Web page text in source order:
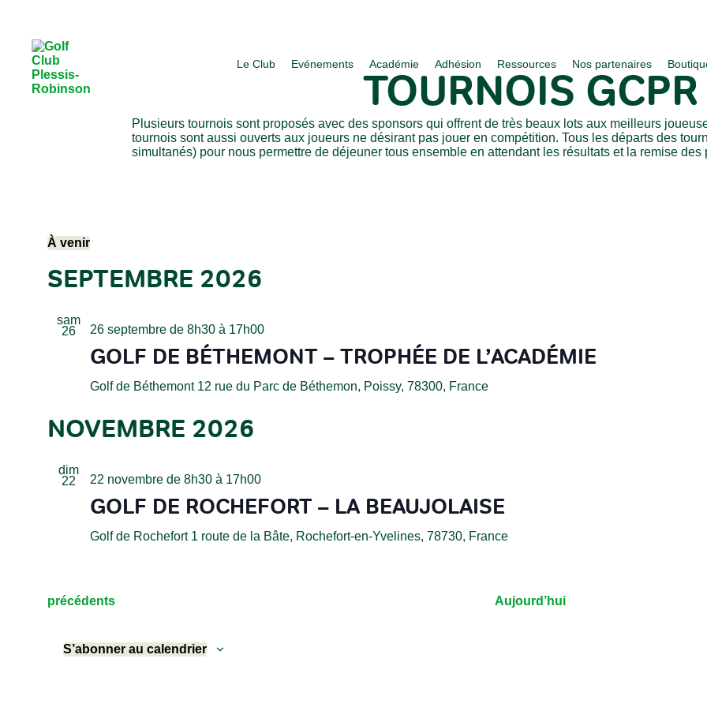
Le Club Evénements Académie Adhésion Ressources Nos partenaires
TOURNOIS GCPR
Plusieurs tournois sont proposés avec des sponsors qui offrent de très beaux lots aux meilleurs
tournois sont aussi ouverts aux joueurs ne désirant pas jouer en compétition. Tous les départs des
simultanés) pour nous permettre de déjeuner tous ensemble en attendant les résultats et la remise des
ÉVÈNEMENTS
À venir
une
date.
SEPTEMBRE 2026
sam
26
26 septembre de 8h30à 17h00
GOLF DE BÉTHEMONT – TROPHÉE DE L’ACADÉMIE
Golf de Béthemont 12 rue du Parc de Béthemon, Poissy, 78300, France
NOVEMBRE 2026
dim
22
22 novembre de 8h30à 17h00
GOLF DE ROCHEFORT – LA BEAUJOLAISE
Golf de Rochefort 1 route de la Bâte, Rochefort-en-Yvelines, 78730, France
Évènements
précédents Aujourd’hui
S’abonner au calendrier